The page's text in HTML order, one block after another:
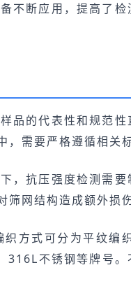
不断应用，提高了
的代表性和规范
需要严格遵循相关
，抗压强度检测需
网结构造成额外损
方式可分为平纹
不锈钢等牌号